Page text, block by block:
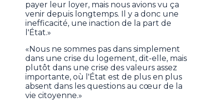
payer leur loyer, mais nous avions vu ça
venir depuis longtemps. Il y a donc une
inefficacité, une inaction de la part de
l'État.»
«Nous ne sommes pas dans simplement
dans une crise du logement, dit-elle, mais
plutôt dans une crise des valeurs assez
importante, où l'État est de plus en plus
absent dans les questions au cœur de la
vie citoyenne.»